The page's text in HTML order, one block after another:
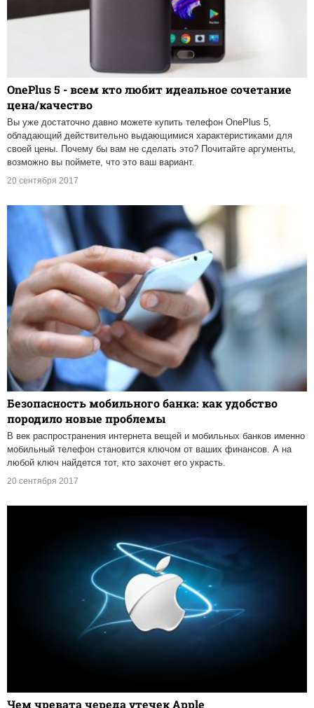
OnePlus 5 - всем кто любит идеальное сочетание
цена/качество
Вы уже достаточно давно можете купить телефон OnePlus 5,
обладающий действительно выдающимися характеристиками для
своей цены. Почему бы вам не сделать это? Почитайте аргументы,
возможно вы поймете, что это ваш вариант.
20 сентября 2017
Безопасность мобильного банка: как удобство
породило новые проблемы
В век распространения интернета вещей и мобильных банков именно
мобильный телефон становится ключом от ваших финансов. А на
любой ключ найдется тот, кто захочет его украсть.
20 сентября 2017
Чем чревата череда утечек Apple